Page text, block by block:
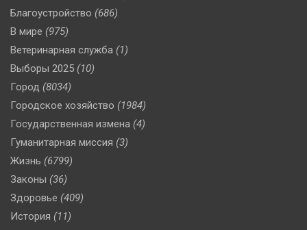
Благоустройство (686)
В мире (975)
Ветеринарная служба (1)
Выборы 2025 (10)
Город (8034)
Городское хозяйство (1984)
Государственная измена (4)
Гуманитарная миссия (3)
Жизнь (6799)
Законы (36)
Здоровье (409)
История (11)